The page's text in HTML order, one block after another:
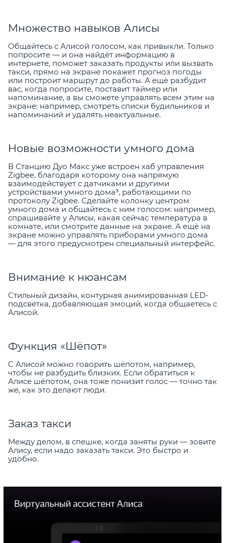
Множество навыков Алисы
Общайтесь с Алисой голосом, как привыкли. Только
попросите — и она найдёт информацию в
интернете, поможет заказать продукты или вызвать
такси, прямо на экране покажет прогноз погоды
или построит маршрут до работы. А ещё разбудит
вас, когда попросите, поставит таймер или
напоминание, а вы сможете управлять всем этим на
экране: например, смотреть списки будильников и
напоминаний и удалять неактуальные.
Новые возможности умного дома
В Станцию Дуо Макс уже встроен хаб управления
Zigbee, благодаря которому она напрямую
взаимодействует с датчиками и другими
устройствами умного дома³, работающими по
протоколу Zigbee. Сделайте колонку центром
умного дома и общайтесь с ним голосом: например,
спрашивайте у Алисы, какая сейчас температура в
комнате, или смотрите данные на экране. А ещё на
экране можно управлять приборами умного дома
— для этого предусмотрен специальный интерфейс.
Внимание к нюансам
Стильный дизайн, контурная анимированная LED-
подсветка, добавляющая эмоций, когда общаетесь с
Алисой.
Функция «Шёпот»
С Алисой можно говорить шёпотом, например,
чтобы не разбудить близких. Если обратиться к
Алисе шёпотом, она тоже понизит голос — точно так
же, как это делают люди.
Заказ такси
Между делом, в спешке, когда заняты руки — зовите
Алису, если надо заказать такси. Это быстро и
удобно.